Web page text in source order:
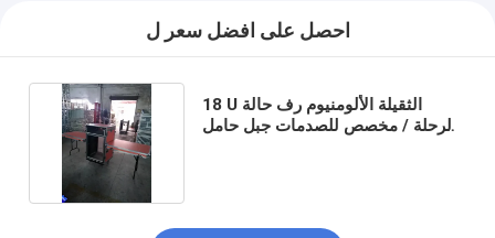
احصل على افضل سعر ل
18 U الثقيلة الألومنيوم رف حالة
الرحلة / مخصص للصدمات جبل حامل